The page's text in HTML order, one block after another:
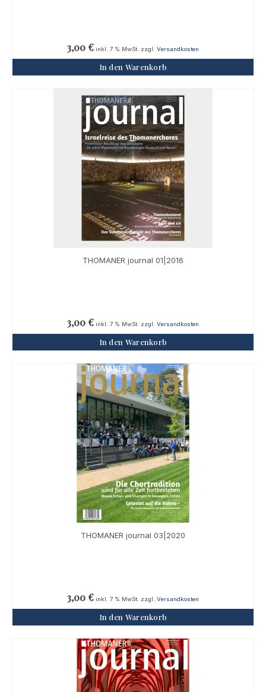
3,00 € inkl. 7 % MwSt. zzgl. Versandkosten
In den Warenkorb
THOMANER journal 01|2016
3,00 € inkl. 7 % MwSt. zzgl. Versandkosten
In den Warenkorb
THOMANER journal 03|2020
3,00 € inkl. 7 % MwSt. zzgl. Versandkosten
In den Warenkorb